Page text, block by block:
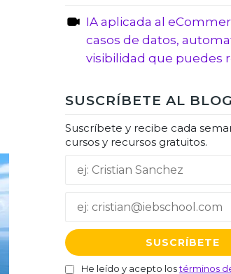
IA aplicada al
casos de datos,
visibilidad que puedes
SUSCRÍBETE AL BLOG
Suscríbete y recibe cada
cursos y recursos gratuitos.
He leído y acepto lostérminos